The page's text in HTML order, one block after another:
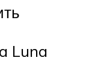
Luna